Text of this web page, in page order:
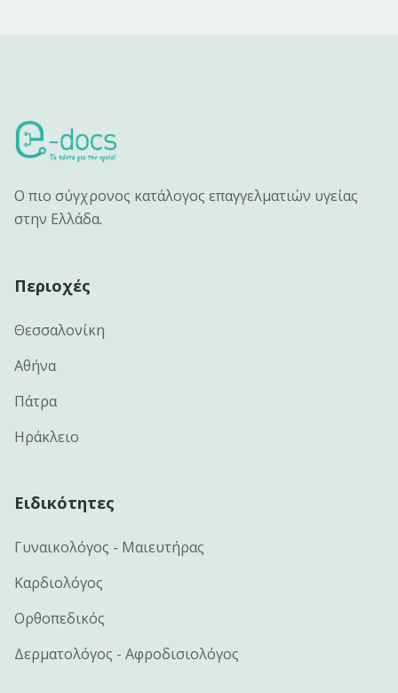
Ο πιο σύγχρονος κατάλογος επαγγελματιών υγείας
στην Ελλάδα.
Περιοχές
Θεσσαλονίκη
Αθήνα
Πάτρα
Ηράκλειο
Ειδικότητες
Γυναικολόγος - Μαιευτήρας
Καρδιολόγος
Ορθοπεδικός
Δερματολόγος - Αφροδισιολόγος